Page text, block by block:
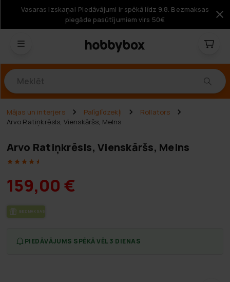
Vasaras izskaņa! Piedāvājumi ir spēkā līdz 9.8. Bezmaksas
piegāde pasūtījumiem virs 50€
Mājas un interjers Palīglīdzekļi
Rollators
Arvo Ratiņkrēsls, Vienskāršs, Melns
Arvo Ratiņkrēsls, Vienskāršs, Melns
159,00 €
BEZ­MAK­SAS PIE­GĀ­DE
PIEDĀVĀJUMS SPĒKĀ VĒL 3 DIENAS